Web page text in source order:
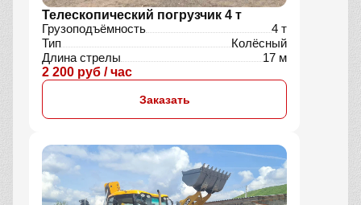
Телескопический погрузчик 4 т
Грузоподъёмность
4 т
Тип
Колёсный
Длина стрелы
17 м
2 200 руб / час
Заказать